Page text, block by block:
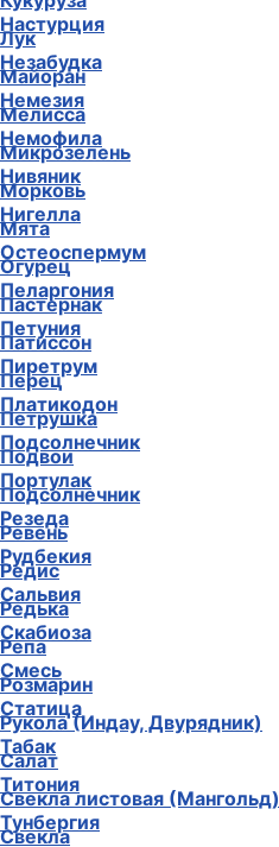
Настурция
Незабудка
Немезия
Немофила
Нивяник
Нигелла
Остеоспермум
Пеларгония
Петуния
Пиретрум
Платикодон
Подсолнечник
Портулак
Резеда
Рудбекия
Сальвия
Скабиоза
Смесь
Статица
Табак
Титония
Тунбергия
Лук
Майоран
Мелисса
Микрозелень
Морковь
Мята
Огурец
Пастернак
Патиссон
Перец
Петрушка
Подвои
Подсолнечник
Ревень
Редис
Редька
Репа
Розмарин
Рукола (Индау, Двурядник)
Салат
Свекла листовая (Мангольд)
Свекла